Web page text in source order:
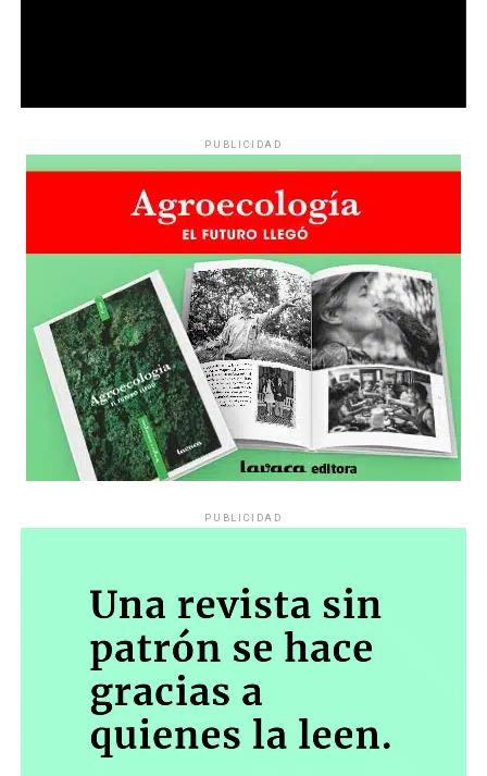
PUBLICIDAD
PUBLICIDAD